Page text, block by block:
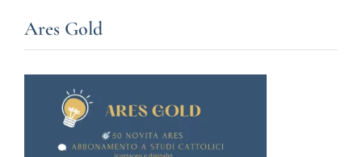
Ares Gold